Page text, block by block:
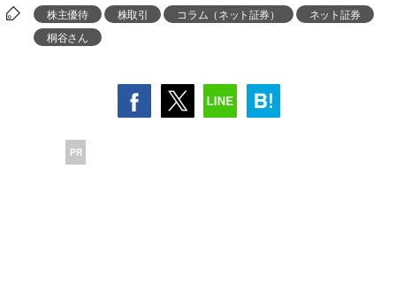
株主優待 株取引 コラム（ネット証券）
ネット証券
桐谷さん
PR